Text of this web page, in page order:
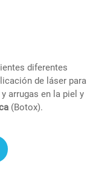
diferentes
de láser para
arrugas en la piel y
(Botox).